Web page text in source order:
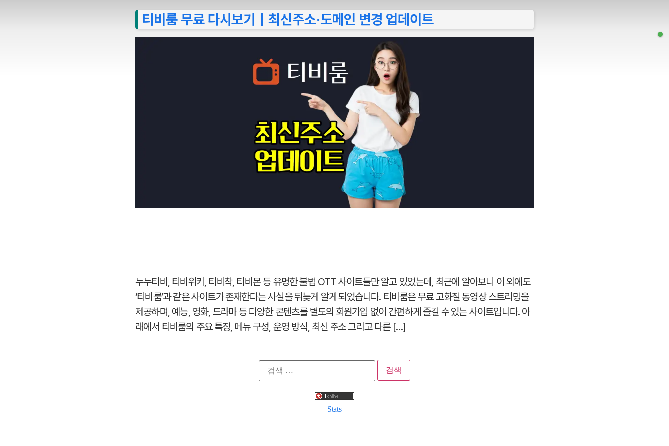
티비룸 무료 다시보기｜최신주소·도메인 변경 업데이트
누누티비, 티비위키, 티비착, 티비몬 등 유명한 불법 OTT 사이트들만 알고 있었는데, 최근에 알아보니 이 외에도
‘티비룸’과 같은 사이트가 존재한다는 사실을 뒤늦게 알게 되었습니다. 티비룸은 무료 고화질 동영상 스트리밍을
제공하며, 예능, 영화, 드라마 등 다양한 콘텐츠를 별도의 회원가입 없이 간편하게 즐길 수 있는 사이트입니다. 아
래에서 티비룸의 주요 특징, 메뉴 구성, 운영 방식, 최신 주소 그리고 다른 […]
검
색:
Stats